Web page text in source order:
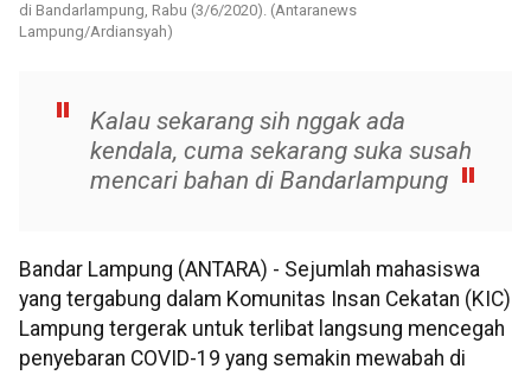
di Bandarlampung, Rabu (3/6/2020). (Antaranews
Lampung/Ardiansyah)
Kalau sekarang sih nggak ada
kendala, cuma sekarang suka susah
mencari bahan di Bandarlampung
Bandar Lampung (ANTARA) - Sejumlah mahasiswa
yang tergabung dalam Komunitas Insan Cekatan (KIC)
Lampung tergerak untuk terlibat langsung mencegah
penyebaran COVID-19 yang semakin mewabah di